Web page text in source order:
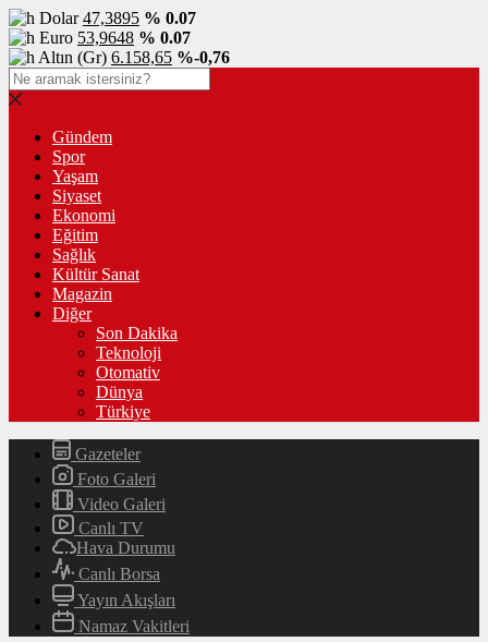
Dolar47,3895 % 0.07
Euro 53,9648 % 0.07
Altın (Gr) 6.158,65 %-0,76
Gündem
Spor
Yaşam
Siyaset
Ekonomi
Eğitim
Sağlık
Kültür Sanat
Magazin
Diğer
Son Dakika
Teknoloji
Otomativ
Dünya
Türkiye
Gazeteler
Foto Galeri
Video Galeri
Canlı TV
Hava Durumu
Canlı Borsa
Yayın Akışları
Namaz Vakitleri